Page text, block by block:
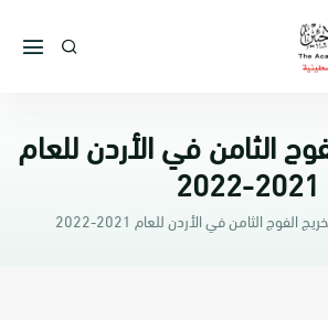
الثامن في الأردن للعام
2021-2022
الفوج الثامن في الأردن للعام 2021-2022